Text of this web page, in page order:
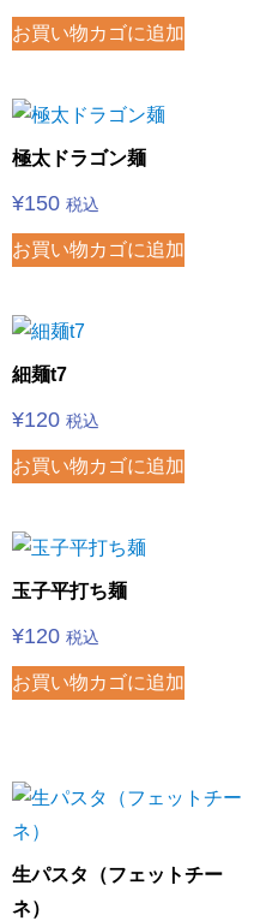
お買い物カゴに追加
極太ドラゴン麺
¥150 税込
お買い物カゴに追加
細麺t7
¥120 税込
お買い物カゴに追加
玉子平打ち麺
¥120 税込
お買い物カゴに追加
生パスタ（フェットチー
ネ）